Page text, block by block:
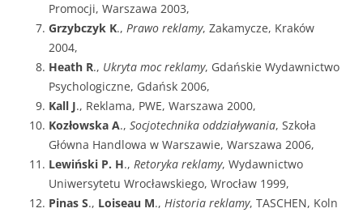
Promocji, Warszawa 2003,
Grzybczyk K., Prawo reklamy, Zakamycze, Kraków
2004,
Heath R., Ukryta moc reklamy, Gdańskie Wydawnictwo
Psychologiczne, Gdańsk 2006,
Kall J., Reklama, PWE, Warszawa 2000,
Kozłowska A., Socjotechnika oddziaływania, Szkoła
Główna Handlowa w Warszawie, Warszawa 2006,
Lewiński P. H., Retoryka reklamy, Wydawnictwo
Uniwersytetu Wrocławskiego, Wrocław 1999,
Pinas S., Loiseau M., Historia reklamy, TASCHEN, Koln